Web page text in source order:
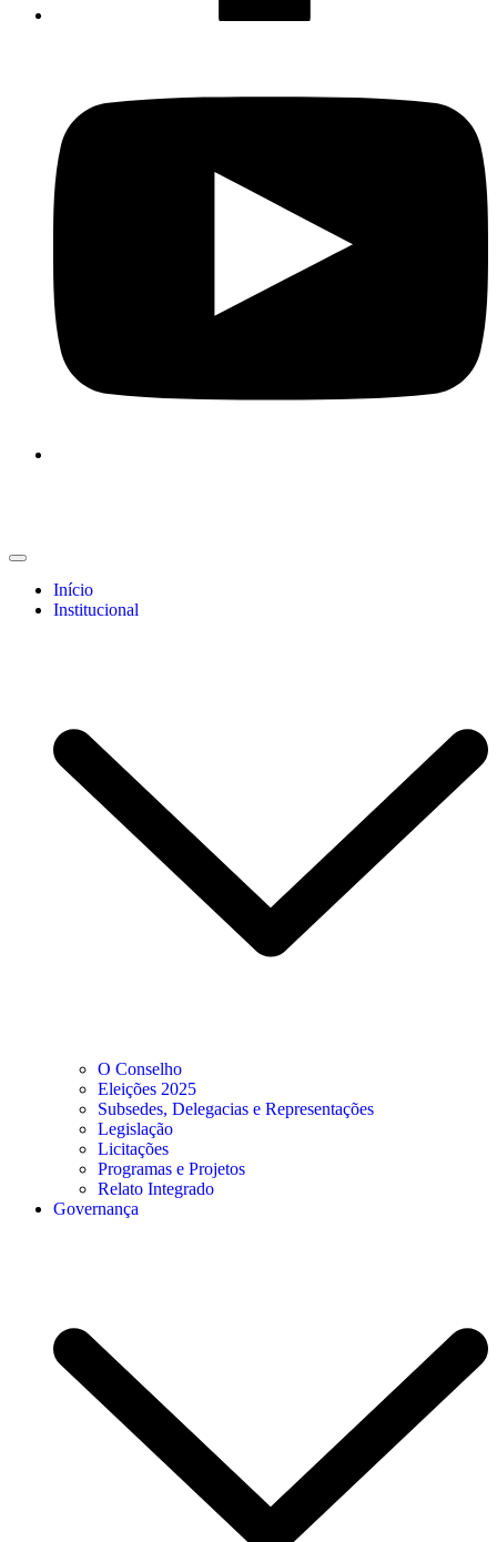
Início
Institucional
O Conselho
Eleições 2025
Subsedes, Delegacias e Representações
Legislação
Licitações
Programas e Projetos
Relato Integrado
Governança